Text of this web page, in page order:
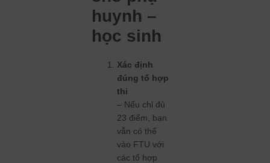
huynh –
học sinh
Xác định
đúng tổ hợp
thi
– Nếu chỉ đủ
23 điểm, bạn
vẫn có thể
vào FTU với
các tổ hợp